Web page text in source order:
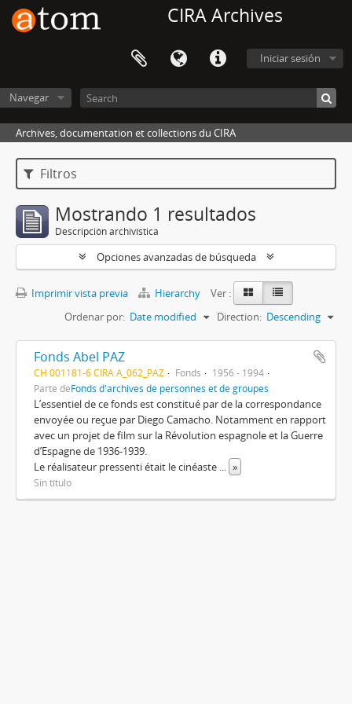
CIRA Archives
Iniciar sesión
Navegar
Archives, documentation et collections du CIRA
Filtros
Mostrando 1 resultados
Descripción archivística
Opciones avanzadas de búsqueda
Imprimir vista previa Hierarchy
Ver :
Ordenar por: Date modified Direction: Descending
Fonds Abel PAZ
CH 001181-6 CIRA A_062_PAZ Fonds
1956 - 1994
Parte deFonds d'archives de personnes et de groupes
L’essentiel de ce fonds est constitué par de la correspondance
envoyée ou reçue par Diego Camacho. Notamment en rapport
avec un projet de film sur la Révolution espagnole et la Guerre
d’Espagne de 1936-1939.
Le réalisateur pressenti était le cinéaste ... »
Sin título